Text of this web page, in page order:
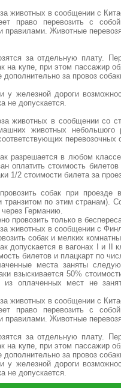
животных в сообщении с
право перевозить с
правилами. Животные
за отдельную плату.
на купе, при этом пассажир
дополнительно за провоз
у железной дороги
не допускается.
животных в сообщении со
животных
перевозочных
разрешается в любом
оплатить стоимость
1/2 стоимости билета за
собак при
по этим странам).
через Германию.
провозить только в
животных в сообщении с
собак и мелких
допускается в вагонах I и
билетов и плацкарт по
места заняты
взыскивается 50%
оплаченных мест не
животных в сообщении с
право перевозить с
правилами. Животные
за отдельную плату.
на купе, при этом пассажир
дополнительно за провоз
у железной дороги
не допускается.